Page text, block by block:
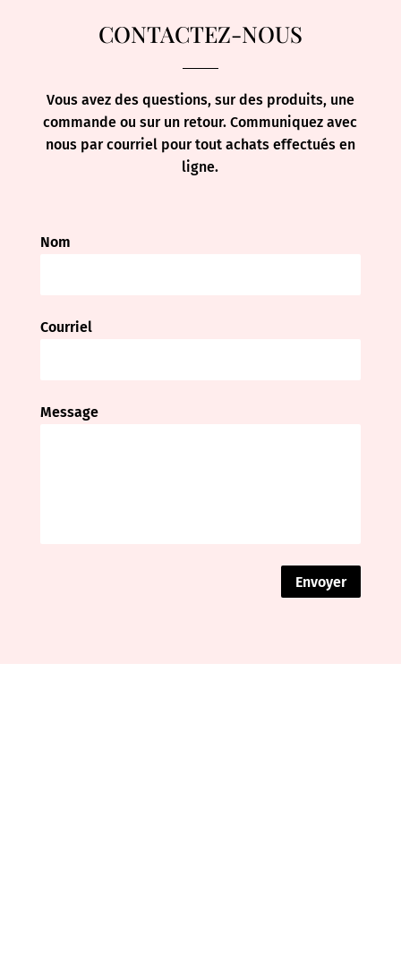
CONTACTEZ-NOUS
Vous avez des questions, sur des produits, une
commande ou sur un retour. Communiquez avec
nous par courriel pour tout achats effectués en
ligne.
Nom
Courriel
Message
Envoyer